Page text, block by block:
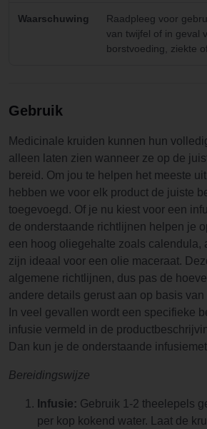
Waarschuwing
Raadpleeg voor
van twijfel of in geval
borstvoeding, ziekte
Gebruik
Medicinale kruiden kunnen hun
alleen laten zien wanneer ze op de
bereid. Om jou te helpen het meeste
hebben we voor elk product de juiste
toegevoegd. Of je nu kiest voor een
de onderstaande richtlijnen helpen je
een hoog oliegehalte zoals calendula,
zijn ideaal voor een olie maceraat.
algemene richtlijnen, dus pas de
andere details gerust aan op basis
In veel gevallen wordt een specifieke
infusie vermeld in de
Dan kun je de onderstaande
Bereidingswijze
Infusie: Gebruik 1-2 theelepels
per kop kokend water. Laat de